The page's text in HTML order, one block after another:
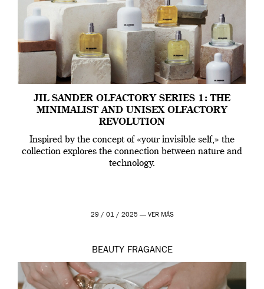
JIL SANDER OLFACTORY SERIES 1: THE
MINIMALIST AND UNISEX OLFACTORY
REVOLUTION
Inspired by the concept of «your invisible self,» the
collection explores the connection between nature and
technology.
29 / 01 / 2025 — VER MÁS
BEAUTY FRAGANCE